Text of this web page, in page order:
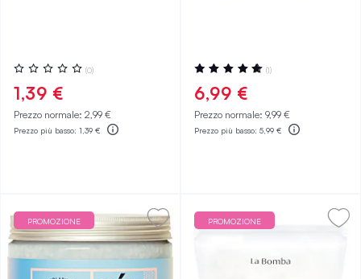
Valutazione:
0%
(0)
1,39 €
Prezzo normale: 2,99 €
Prezzo più basso: 1,39 €
Valutazione:
100%
(1)
6,99 €
Prezzo normale: 9,99 €
Prezzo più basso: 5,99 €
PROMOZIONE PROMOZIONE